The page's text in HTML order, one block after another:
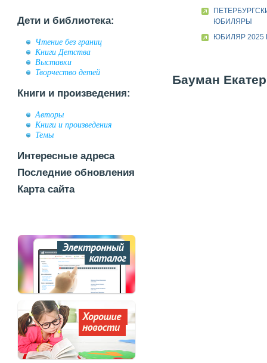
Дети и библиотека:
Чтение без границ
Книги Детства
Выставки
Творчество детей
Книги и произведения:
Авторы
Книги и произведения
Темы
Интересные адреса
Последние обновления
Карта сайта
ЮБИЛЯРЫ
ЮБИЛЯР 2025
Бауман